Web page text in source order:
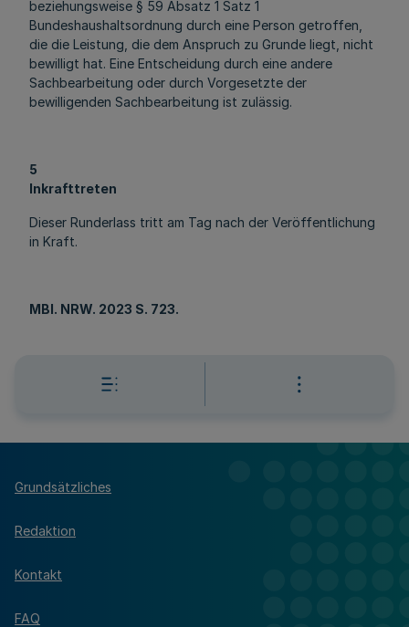
beziehungsweise § 59 Absatz 1 Satz 1
Bundeshaushaltsordnung durch eine Person getroffen,
die die Leistung, die dem Anspruch zu Grunde liegt, nicht
bewilligt hat. Eine Entscheidung durch eine andere
Sachbearbeitung oder durch Vorgesetzte der
bewilligenden Sachbearbeitung ist zulässig.
5
Inkrafttreten
Dieser Runderlass tritt am Tag nach der Veröffentlichung
in Kraft.
MBl. NRW. 2023 S. 723.
Grundsätzliches
Redaktion
Kontakt
FAQ